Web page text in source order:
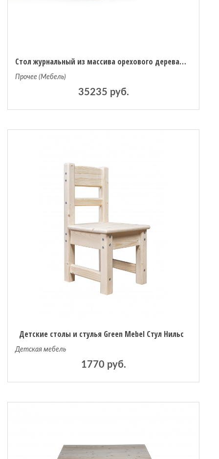
Стол журнальный из массива орехового дерева маленькая модель Iloss единый размер каштановый
Прочее (Мебель)
35235 руб.
Детские столы и стулья Green Mebel Стул Нильс
Детская мебель
1770 руб.